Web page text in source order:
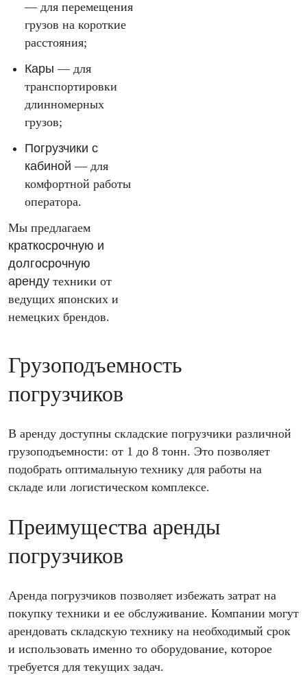
— для перемещения
грузов на короткие
расстояния;
Кары — для
транспортировки
длинномерных
грузов;
Погрузчики с
кабиной — для
комфортной работы
оператора.
Мы предлагаем
краткосрочную и
долгосрочную
аренду техники от
ведущих японских и
немецких брендов.
Грузоподъемность
погрузчиков
В аренду доступны складские погрузчики различной
грузоподъемности: от 1 до 8 тонн. Это позволяет
подобрать оптимальную технику для работы на
складе или логистическом комплексе.
Преимущества аренды
погрузчиков
Аренда погрузчиков позволяет избежать затрат на
покупку техники и ее обслуживание. Компании могут
арендовать складскую технику на необходимый срок
и использовать именно то оборудование, которое
требуется для текущих задач.